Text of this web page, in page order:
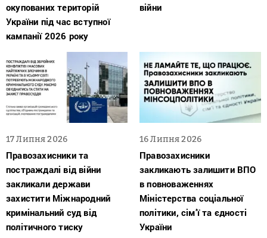
окупованих територій
України під час вступної
кампанії 2026 року
війни
17 Липня 2026
Правозахисники та
постраждалі від війни
закликали держави
захистити Міжнародний
кримінальний суд від
політичного тиску
16 Липня 2026
Правозахисники
закликають залишити ВПО
в повноваженнях
Міністерства соціальної
політики, сім’ї та єдності
України